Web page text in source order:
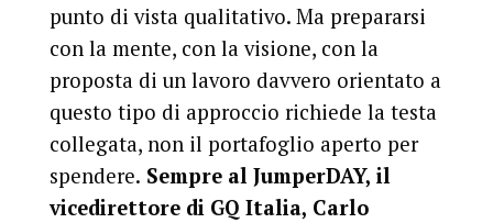
punto di vista qualitativo. Ma prepararsi
con la mente, con la visione, con la
proposta di un lavoro davvero orientato a
questo tipo di approccio richiede la testa
collegata, non il portafoglio aperto per
spendere. Sempre al JumperDAY, il
vicedirettore di GQ Italia, Carlo